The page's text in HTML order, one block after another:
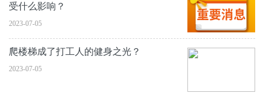
受什么影响？
2023-07-05
爬楼梯成了打工人的健身之光？
2023-07-05